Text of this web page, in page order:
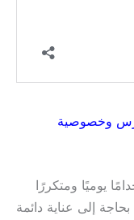
وخصوصية
يوميًا ومتكررًا
إلى عناية دائمة